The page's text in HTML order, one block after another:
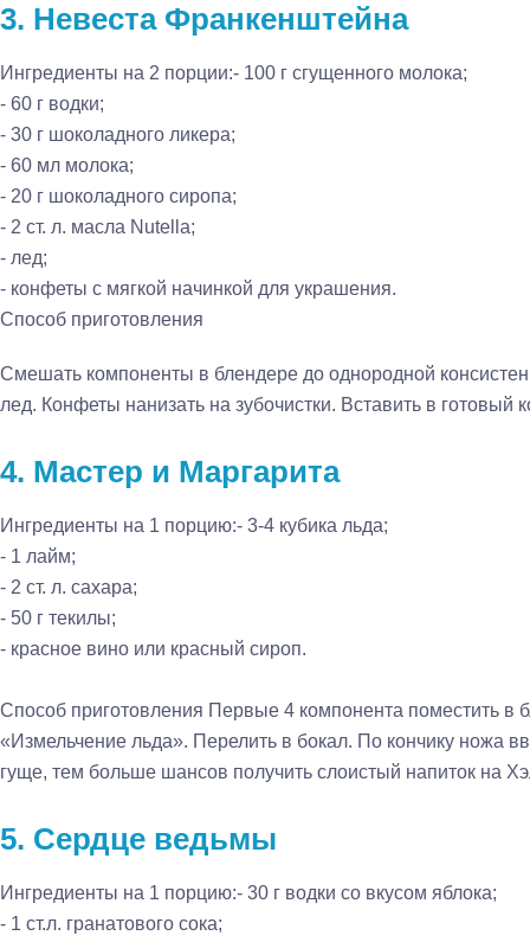
3. Невеста Франкенштейна
Ингредиенты на 2 порции:- 100 г сгущенного молока;
- 60 г водки;
- 30 г шоколадного ликера;
- 60 мл молока;
- 20 г шоколадного сиропа;
- 2 ст. л. масла Nutella;
- лед;
- конфеты с мягкой начинкой для украшения.
Способ приготовления
Смешать компоненты в блендере до однородной
лед. Конфеты нанизать на зубочистки. Вставить в готовый
4. Мастер и Маргарита
Ингредиенты на 1 порцию:- 3-4 кубика льда;
- 1 лайм;
- 2 ст. л. сахара;
- 50 г текилы;
- красное вино или красный сироп.
Способ приготовления Первые 4 компонента поместить в
«Измельчение льда». Перелить в бокал. По кончику ножа
гуще, тем больше шансов получить слоистый напиток на
5. Сердце ведьмы
Ингредиенты на 1 порцию:- 30 г водки со вкусом яблока;
- 1 ст.л. гранатового сока;